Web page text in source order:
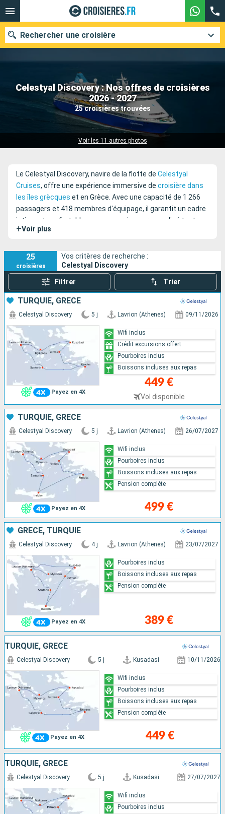
Celestyal Discovery : Nos offres de croisières
2026 - 2027
25 croisières trouvées
Voir les 11 autres photos
Rechercher une croisière
Nos destinations
Mois de départ
Compagnies
Le Celestyal Discovery, navire de la flotte de Celestyal
Cruises, offre une expérience immersive de croisière dans
les îles grècques et en Grèce. Avec une capacité de 1 266
passagers et 418 membres d'équipage, il garantit un cadre
intime et confortable avec un service personnalisé tout au
long du voyage.
+Voir plus
25
croisières
Vos critères de recherche :
Celestyal Discovery
Filtrer Trier
TURQUIE, GRÈCE
Payez en 4X
Celestyal Discovery 5 j Lavrion (Athenes) 09/11/2026
449 €
Vol disponible
Wifi inclus
Crédit excursions offert
Pourboires inclus
Boissons incluses aux repas
TURQUIE, GRÈCE
Payez en 4X
Celestyal Discovery 5 j Lavrion (Athenes) 26/07/2027
499 €
Wifi inclus
Pourboires inclus
Boissons incluses aux repas
Pension complète
GRÈCE, TURQUIE
Payez en 4X
Celestyal Discovery 4 j Lavrion (Athenes) 23/07/2027
389 €
Pourboires inclus
Boissons incluses aux repas
Pension complète
TURQUIE, GRÈCE
Payez en 4X
Celestyal Discovery 5 j Kusadasi 10/11/2026
449 €
Wifi inclus
Pourboires inclus
Boissons incluses aux repas
Pension complète
TURQUIE, GRÈCE
Celestyal Discovery 5 j Kusadasi 27/07/2027
Wifi inclus
Pourboires inclus